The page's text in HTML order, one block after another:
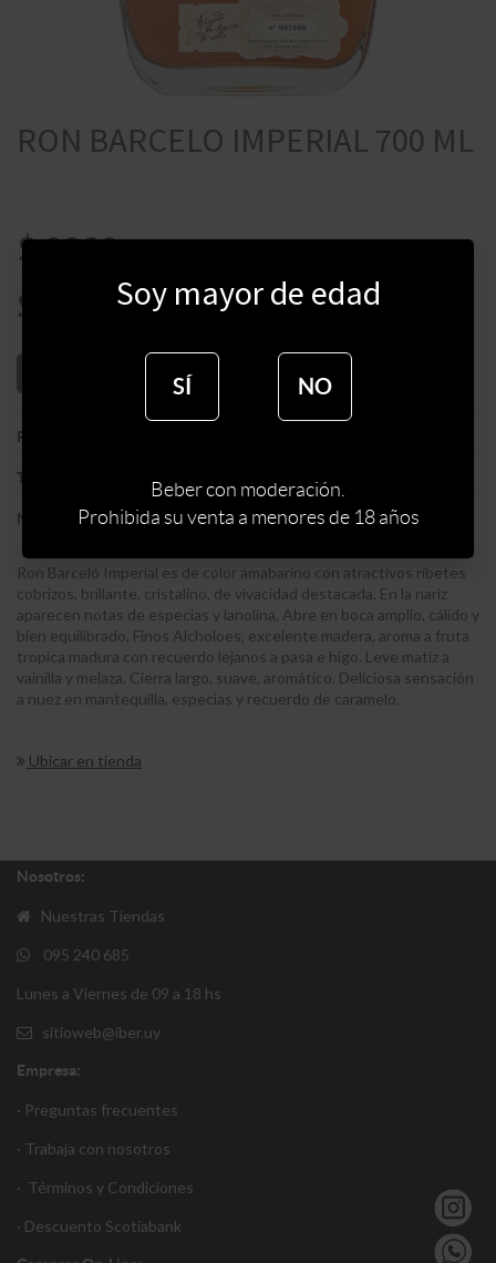
RON BARCELO IMPERIAL 700 ML
$2320
$
AÑADIR AL CARRITO
PAIS
TIPO DE ESPIRITUOSA
MARCA DE ESPIRITUOSA:BARCELO
Ron Barceló Imperial es de color amabarino con atractivos ribetes
cobrizos, brillante, cristalino, de vivacidad destacada. En la nariz
aparecen notas de especias y lanolina, Abre en boca amplio, cálido y
bien equilibrado, Finos Alcholoes, excelente madera, aroma a fruta
tropica madura con recuerdo lejanos a pasa e higo. Leve matiz a
vainilla y melaza. Cierra largo, suave, aromático. Deliciosa sensación
a nuez en mantequilla, especias y recuerdo de caramelo.
Ubicar en tienda
Nosotros:
Nuestras Tiendas
095 240 685
Lunes a Viernes de 09 a 18 hs
sitioweb@iber.uy
Empresa:
· Preguntas frecuentes
· Trabaja con nosotros
· Términos y Condiciones
· Descuento Scotiabank
Soy mayor de edad
SÍ NO
Beber con moderación.
Prohibida su venta a menores de 18 años